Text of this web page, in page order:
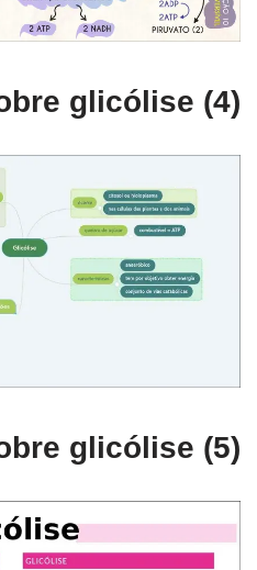
glicólise (4)
glicólise (5)